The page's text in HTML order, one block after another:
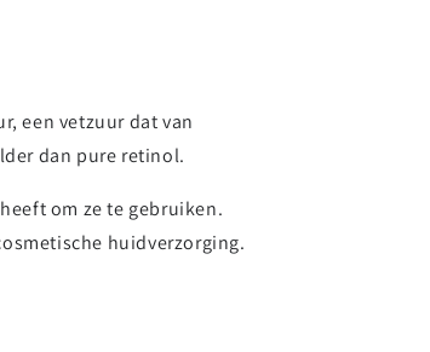
een vetzuur dat van
dan pure retinol.
om ze te gebruiken.
huidverzorging.